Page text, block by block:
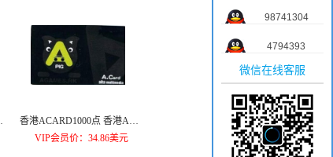
香港ACARD1000点 香港A卡1
000点
VIP会员价：34.86美元
98741304
4794393
微信在线客服